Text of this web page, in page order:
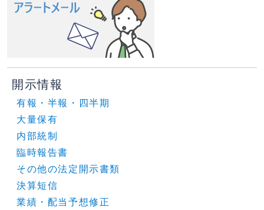
開示情報
有報・半報・四半期
大量保有
内部統制
臨時報告書
その他の法定開示書類
決算短信
業績・配当予想修正